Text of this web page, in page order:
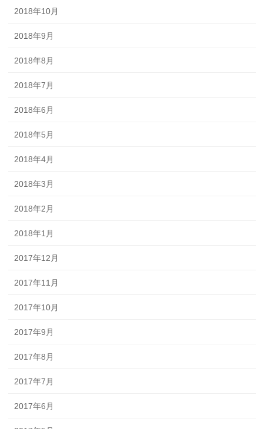
2018年10月
2018年9月
2018年8月
2018年7月
2018年6月
2018年5月
2018年4月
2018年3月
2018年2月
2018年1月
2017年12月
2017年11月
2017年10月
2017年9月
2017年8月
2017年7月
2017年6月